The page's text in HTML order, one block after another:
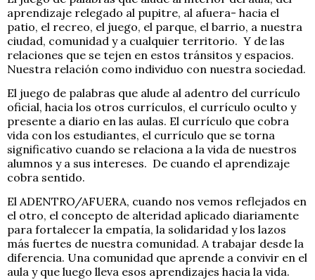
aprendizaje relegado al pupitre, al afuera- hacia el
patio, el recreo, el juego, el parque, el barrio, a nuestra
ciudad, comunidad y a cualquier territorio. Y de las
relaciones que se tejen en estos tránsitos y espacios.
Nuestra relación como individuo con nuestra sociedad.
El juego de palabras que alude al adentro del currículo
oficial, hacia los otros currículos, el currículo oculto y
presente a diario en las aulas. El currículo que cobra
vida con los estudiantes, el currículo que se torna
significativo cuando se relaciona a la vida de nuestros
alumnos y a sus intereses. De cuando el aprendizaje
cobra sentido.
El ADENTRO/AFUERA, cuando nos vemos reflejados en
el otro, el concepto de alteridad aplicado diariamente
para fortalecer la empatía, la solidaridad y los lazos
más fuertes de nuestra comunidad. A trabajar desde la
diferencia. Una comunidad que aprende a convivir en el
aula y que luego lleva esos aprendizajes hacia la vida.